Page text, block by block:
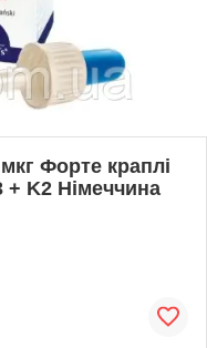
Форте краплі
K2 Німеччина